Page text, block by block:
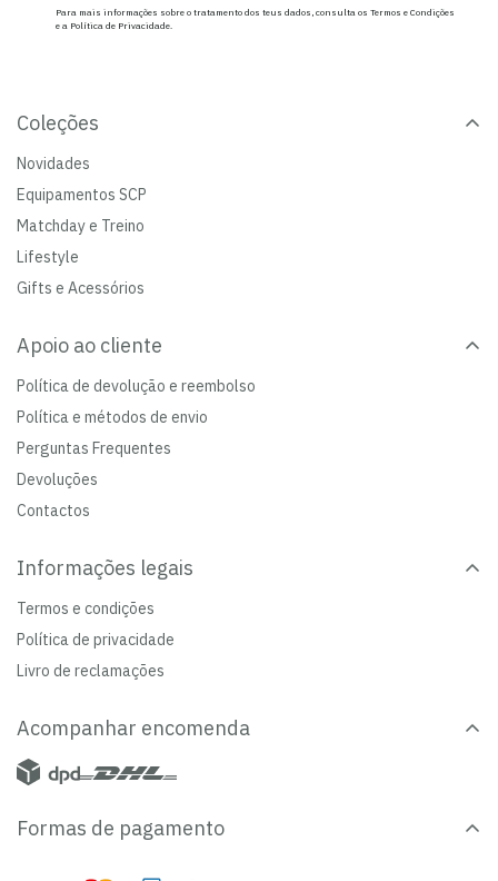
Para mais informações sobre o tratamento dos teus dados, consulta os Termos e Condições
e a Política de Privacidade.
Coleções
Novidades
Equipamentos SCP
Matchday e Treino
Lifestyle
Gifts e Acessórios
Apoio ao cliente
Política de devolução e reembolso
Política e métodos de envio
Perguntas Frequentes
Devoluções
Contactos
Informações legais
Termos e condições
Política de privacidade
Livro de reclamações
Acompanhar encomenda
Formas de pagamento